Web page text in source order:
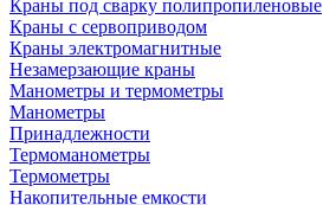
Краны под сварку полипропиленовые
Краны с сервоприводом
Краны электромагнитные
Незамерзающие краны
Манометры и термометры
Манометры
Принадлежности
Термоманометры
Термометры
Накопительные емкости